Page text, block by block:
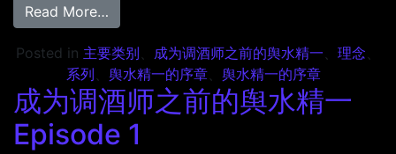
Read More…
Posted in 主要类别、 成为调酒师之前的舆水精一、 理念、
系列、 舆水精一的序章、 舆水精一的序章
成为调酒师之前的舆水精一
Episode 1